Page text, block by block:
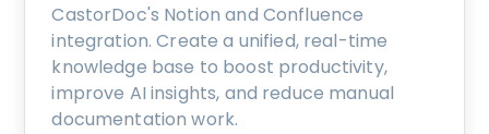
CastorDoc's Notion and Confluence
integration. Create a unified, real-time
knowledge base to boost productivity,
improve AI insights, and reduce manual
documentation work.